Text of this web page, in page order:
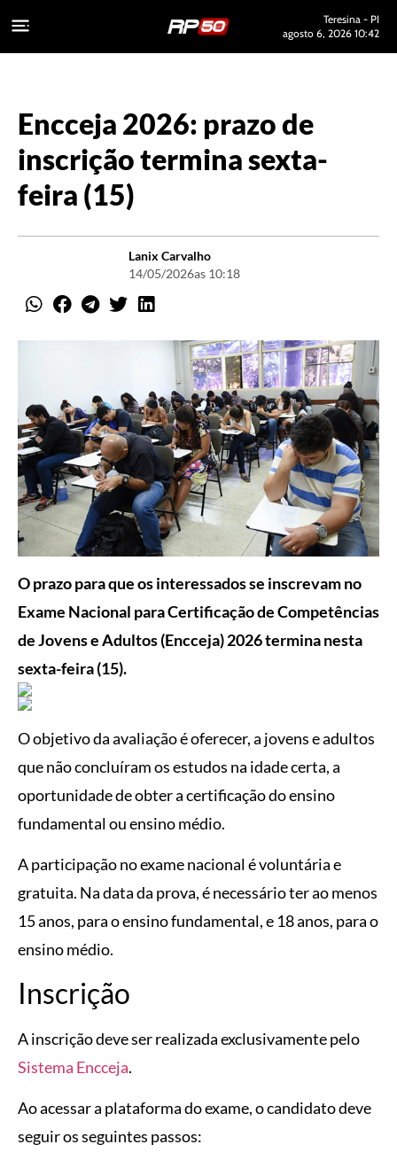
Teresina - PI
agosto 6, 2026 10:42
Encceja 2026: prazo de
inscrição termina sexta-
feira (15)
Lanix Carvalho
14/05/2026as 10:18
O prazo para que os interessados se inscrevam no
Exame Nacional para Certificação de Competências
de Jovens e Adultos (Encceja) 2026 termina nesta
sexta-feira (15).
O objetivo da avaliação é oferecer, a jovens e adultos
que não concluíram os estudos na idade certa, a
oportunidade de obter a certificação do ensino
fundamental ou ensino médio.
A participação no exame nacional é voluntária e
gratuita. Na data da prova, é necessário ter ao menos
15 anos, para o ensino fundamental, e 18 anos, para o
ensino médio.
Inscrição
A inscrição deve ser realizada exclusivamente pelo
Sistema Encceja.
Ao acessar a plataforma do exame, o candidato deve
seguir os seguintes passos: